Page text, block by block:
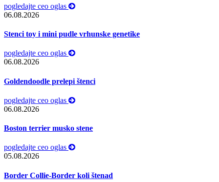
pogledajte ceo oglas
06.08.2026
Stenci toy i mini pudle vrhunske genetike
pogledajte ceo oglas
06.08.2026
Goldendoodle prelepi štenci
pogledajte ceo oglas
06.08.2026
Boston terrier musko stene
pogledajte ceo oglas
05.08.2026
Border Collie-Border koli štenad